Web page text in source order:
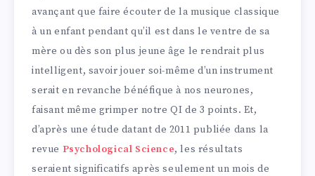
avançant que faire écouter de la musique classique
à un enfant pendant qu’il est dans le ventre de sa
mère ou dès son plus jeune âge le rendrait plus
intelligent, savoir jouer soi-même d’un instrument
serait en revanche bénéfique à nos neurones,
faisant même grimper notre QI de 3 points. Et,
d’après une étude datant de 2011 publiée dans la
revue Psychological Science, les résultats
seraient significatifs après seulement un mois de